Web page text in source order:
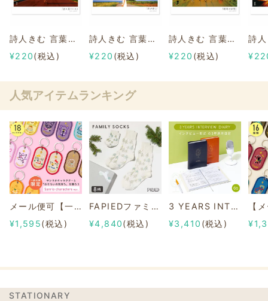
詩人きむ 言葉の応援ポストカード 「空は見ている」
¥220(税込)
詩人きむ 言葉の応援ポストカード 「空が青く」
¥220 (税込)
詩人きむ 言葉の応援ポストカード 「最高の仲間」
¥220 (税込)
人気アイテムランキング
メール便可【一部店舗限定】2/8b PAIR KEY RING Sanrio characters ver.
¥1,595(税込)
FAPIEDファミリーソックスセット 総柄
¥4,840(税込)
3 YEARS INTERVIEW DIARY
¥3,410 (税込)
STATIONARY